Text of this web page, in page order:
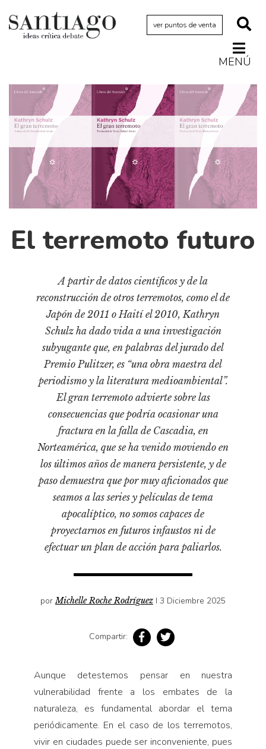
ver puntos de venta
MENÚ
Actualidad
Archivo Cenfoto-UDP
Arquetipos de situación
Artes visuales
Ciencia
Cine y televisión
Ciudad
Críticas
Diccionario portátil de la literatura chilena
Documentos
Fragmentos
Gran reserva
Historia material de los libros
Lagunas mentales
Libros usados
Literatura
Medioambiente
Narrativas visuales
Pensamiento ilustrado
Personajes secundarios
Vidas paralelas
Voces y lecturas
El terremoto futuro
A partir de datos científicos y de la
reconstrucción de otros terremotos, como el de
Japón de 2011 o Haití el 2010, Kathryn
Schulz ha dado vida a una investigación
subyugante que, en palabras del jurado del
Premio Pulitzer, es “una obra maestra del
periodismo y la literatura medioambiental”.
El gran terremoto advierte sobre las
consecuencias que podría ocasionar una
fractura en la falla de Cascadia, en
Norteamérica, que se ha venido moviendo en
los últimos años de manera persistente, y de
paso demuestra que por muy aficionados que
seamos a las series y películas de tema
apocalíptico, no somos capaces de
proyectarnos en futuros infaustos ni de
efectuar un plan de acción para paliarlos.
porMichelle Roche Rodríguez I 3 Diciembre 2025
Compartir:
Aunque detestemos pensar en nuestra
vulnerabilidad frente a los embates de la
naturaleza, es fundamental abordar el tema
periódicamente. En el caso de los terremotos,
vivir en ciudades puede ser inconveniente, pues